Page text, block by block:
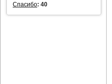
Спасибо: 40